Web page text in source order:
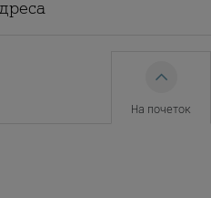
На почеток